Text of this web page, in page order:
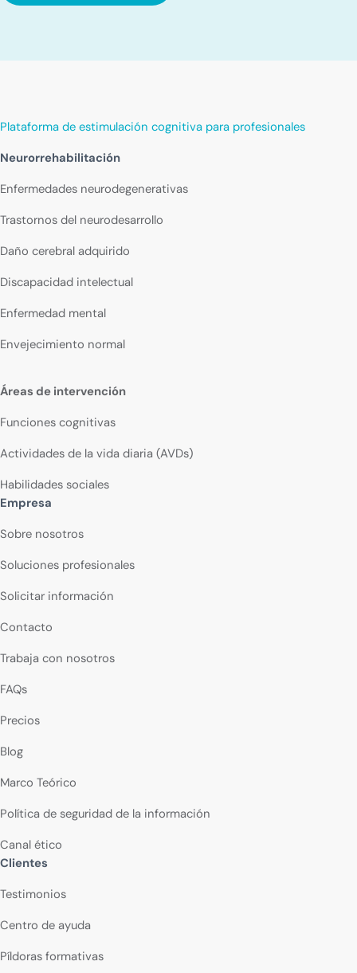
Plataforma de estimulación cognitiva para profesionales
Neurorrehabilitación
Enfermedades neurodegenerativas
Trastornos del neurodesarrollo
Daño cerebral adquirido
Discapacidad intelectual
Enfermedad mental
Envejecimiento normal
Áreas de intervención
Funciones cognitivas
Actividades de la vida diaria (AVDs)
Habilidades sociales
Empresa
Sobre nosotros
Soluciones profesionales
Solicitar información
Contacto
Trabaja con nosotros
FAQs
Precios
Blog
Marco Teórico
Política de seguridad de la información
Canal ético
Clientes
Testimonios
Centro de ayuda
Píldoras formativas